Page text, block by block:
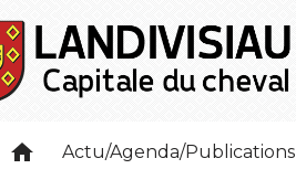
home Actu/Agenda/Publications